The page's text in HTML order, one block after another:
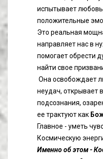
испытывает
положительные
Это реальная
направляет нас в
помогает обрести
найти свое
неудач, открывает
подсознания,
ее трактуют как
Главное - уметь
Космическую
Именно об этом -